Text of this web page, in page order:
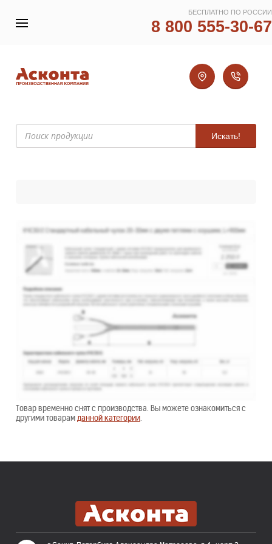
БЕСПЛАТНО ПО РОССИИ
8 800 555-30-67
Искать!
Товар временно снят с производства. Вы можете ознакомиться с
другими товарамданной категории.